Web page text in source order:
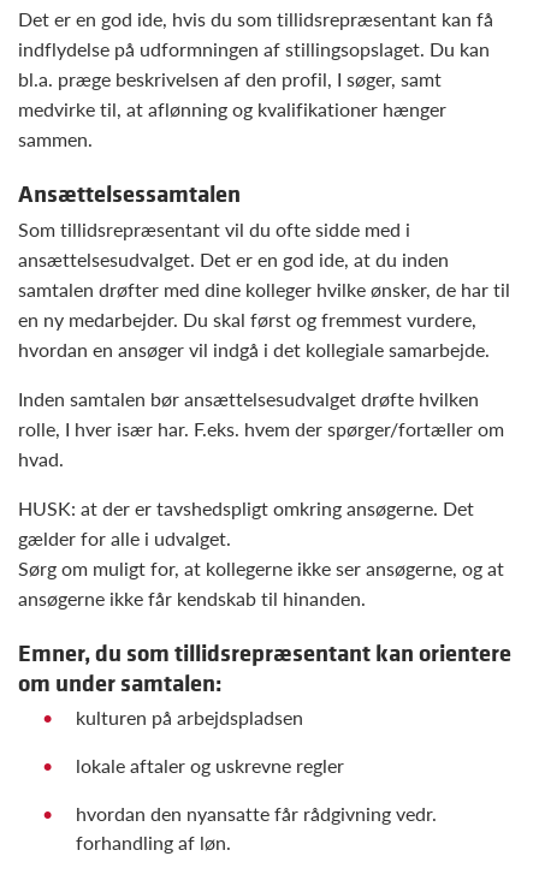
Det er en god ide, hvis du som tillidsrepræsentant kan få
indflydelse på udformningen af stillingsopslaget. Du kan
bl.a. præge beskrivelsen af den profil, I søger, samt
medvirke til, at aflønning og kvalifikationer hænger
sammen.
Ansættelsessamtalen
Som tillidsrepræsentant vil du ofte sidde med i
ansættelsesudvalget. Det er en god ide, at du inden
samtalen drøfter med dine kolleger hvilke ønsker, de har til
en ny medarbejder. Du skal først og fremmest vurdere,
hvordan en ansøger vil indgå i det kollegiale samarbejde.
Inden samtalen bør ansættelsesudvalget drøfte hvilken
rolle, I hver især har. F.eks. hvem der spørger/fortæller om
hvad.
HUSK: at der er tavshedspligt omkring ansøgerne. Det
gælder for alle i udvalget.
Sørg om muligt for, at kollegerne ikke ser ansøgerne, og at
ansøgerne ikke får kendskab til hinanden.
Emner, du som tillidsrepræsentant kan orientere
om under samtalen:
kulturen på arbejdspladsen
lokale aftaler og uskrevne regler
hvordan den nyansatte får rådgivning vedr.
forhandling af løn.